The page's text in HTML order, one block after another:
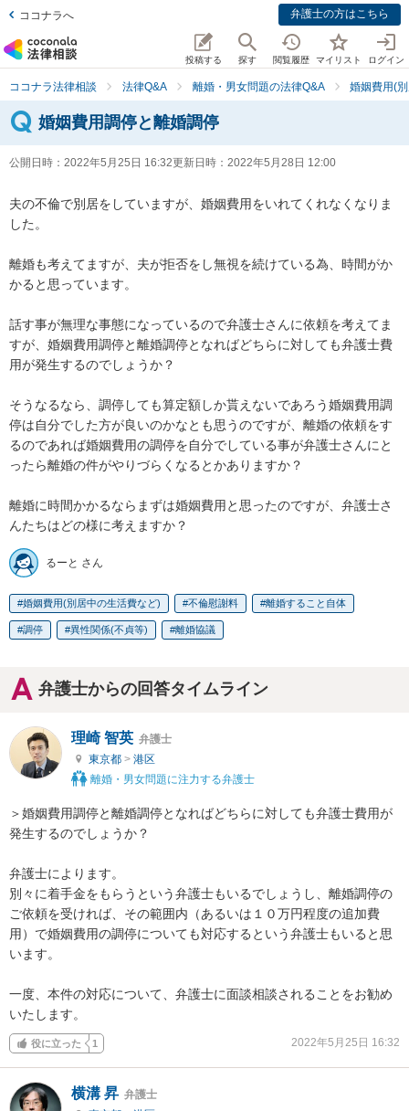
ココナラへ 弁護士の方はこちら
投稿する 探す 閲覧履歴 マイリスト ログイン
ココナラ法律相談 法律Q&A 離婚・男女問題の法律Q&A 婚姻費用(
婚姻費用調停と離婚調停
公開日時： 2022年5月25日 16:32更新日時： 2022年5月28日 12:00
夫の不倫で別居をしていますが、婚姻費用をいれてくれなくなりま
した。
離婚も考えてますが、夫が拒否をし無視を続けている為、時間がか
かると思っています。
話す事が無理な事態になっているので弁護士さんに依頼を考えてま
すが、婚姻費用調停と離婚調停となればどちらに対しても弁護士費
用が発生するのでしょうか？
そうなるなら、調停しても算定額しか貰えないであろう婚姻費用調
停は自分でした方が良いのかなとも思うのですが、離婚の依頼をす
るのであれば婚姻費用の調停を自分でしている事が弁護士さんにと
ったら離婚の件がやりづらくなるとかありますか？
離婚に時間かかるならまずは婚姻費用と思ったのですが、弁護士さ
んたちはどの様に考えますか？
るーと さん
婚姻費用(別居中の生活費など) 不倫慰謝料 離婚すること自体
調停 異性関係(不貞等) 離婚協議
弁護士からの回答タイムライン
理崎 智英 弁護士
東京都 > 港区
離婚・男女問題に注力する弁護士
＞婚姻費用調停と離婚調停となればどちらに対しても弁護士費用が
発生するのでしょうか？
弁護士によります。
別々に着手金をもらうという弁護士もいるでしょうし、離婚調停の
ご依頼を受ければ、その範囲内（あるいは１０万円程度の追加費
用）で婚姻費用の調停についても対応するという弁護士もいると思
います。
一度、本件の対応について、弁護士に面談相談されることをお勧め
いたします。
役に立った 1 2022年5月25日 16:32
横溝 昇 弁護士